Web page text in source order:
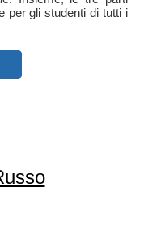
per gli studenti di tutti i